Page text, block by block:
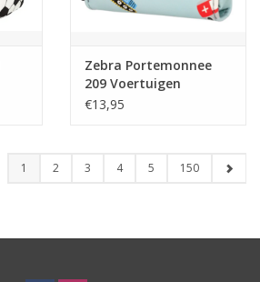
Zebra Portemonnee
209 Voertuigen
€13,95
1 2 3 4 5 150